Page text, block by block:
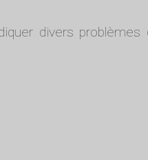
divers